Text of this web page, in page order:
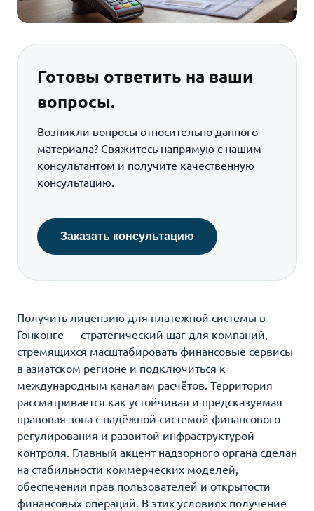
Готовы ответить на ваши
вопросы.
Возникли вопросы относительно данного
материала? Свяжитесь напрямую с нашим
консультантом и получите качественную
консультацию.
Заказать консультацию
Получить лицензию для платежной системы в
Гонконге — стратегический шаг для компаний,
стремящихся масштабировать финансовые сервисы
в азиатском регионе и подключиться к
международным каналам расчётов. Территория
рассматривается как устойчивая и предсказуемая
правовая зона с надёжной системой финансового
регулирования и развитой инфраструктурой
контроля. Главный акцент надзорного органа сделан
на стабильности коммерческих моделей,
обеспечении прав пользователей и открытости
финансовых операций. В этих условиях получение